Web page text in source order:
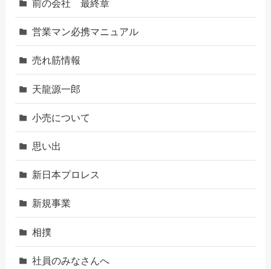
前の会社 最終章
営業マン必携マニュアル
売れ筋情報
天龍源一郎
小売について
思い出
新日本プロレス
新規事業
相撲
社員のみなさんへ